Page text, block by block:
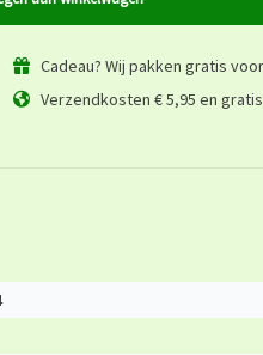
Cadeau? Wij pakken gratis
Verzendkosten € 5,95 en